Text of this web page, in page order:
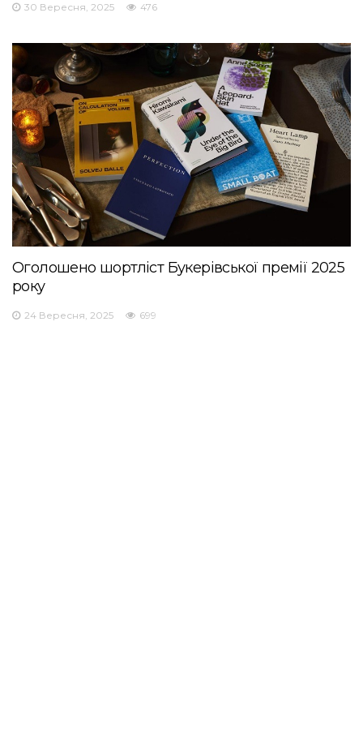
30 Вересня, 2025 476
Оголошено шортліст Букерівської премії 2025
року
24 Вересня, 2025 699